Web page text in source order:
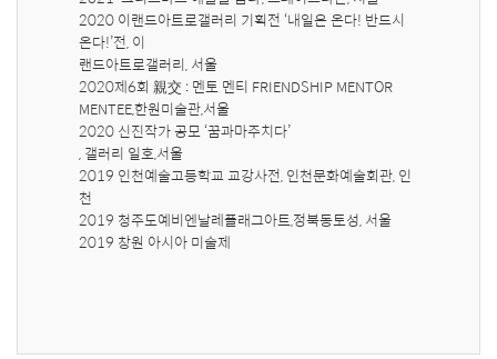
2020 이랜드아트로갤러리 기획전 ‘내일은 온다! 반드시
온다!’전, 이
랜드아트로갤러리, 서울
2020제6회 親交 : 멘토 멘티 FRIENDSHIP MENTOR
MENTEE,한원미술관,서울
2020 신진작가 공모 ‘꿈과마주치다’
, 갤러리 일호,서울
2019 인천예술고등학교 교강사전, 인천문화예술회관, 인
천
2019 청주도예비엔날레플래그아트,정북동토성, 서울
2019 창원 아시아 미술제